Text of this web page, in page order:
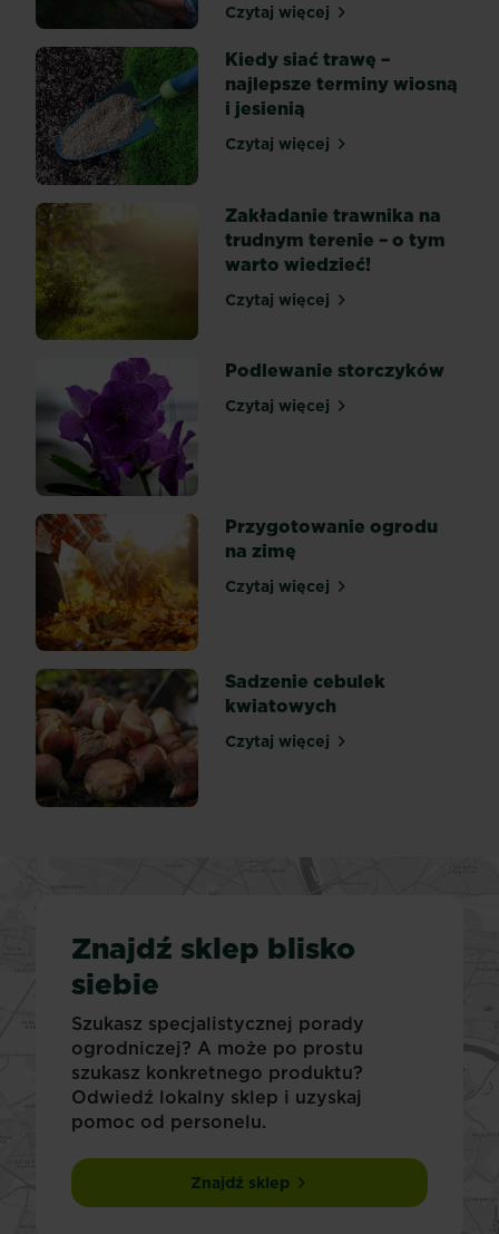
dziełem
przypadku.
Kwiaty
na
taras
powinny
cieszyć
oko
domowników
i
gości
przez
cały
sezon,
przynajmniej
od
wczesnej
wiosny
do
późnej
jesieni,
gdy...
Czytaj więcejKiedy przycinać róże na
Kiedy siać trawę –
najlepsze terminy wiosną
i jesienią
Czytaj więcejKiedy siać trawę –
Zakładanie trawnika na
trudnym terenie – o tym
warto wiedzieć!
Czytaj więcejZakładanie trawnika na
Podlewanie storczyków
Czytaj więcejPodlewanie storczyków
Przygotowanie ogrodu
na zimę
Czytaj więcejPrzygotowanie ogrodu na
Sadzenie cebulek
kwiatowych
Czytaj więcejSadzenie cebulek
Znajdź sklep blisko
siebie
Szukasz specjalistycznej porady
ogrodniczej? A może po prostu
szukasz konkretnego produktu?
Odwiedź lokalny sklep i uzyskaj
pomoc od personelu.
Znajdź sklep